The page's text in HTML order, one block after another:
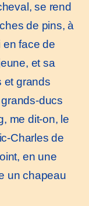
se rend
de pins, à
en face de
et sa
et grands
ducs
me dit-on, le
Charles de
en une
un chapeau